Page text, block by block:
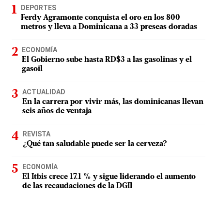
DEPORTES
Ferdy Agramonte conquista el oro en los 800
metros y lleva a Dominicana a 33 preseas doradas
ECONOMÍA
El Gobierno sube hasta RD$3 a las gasolinas y el
gasoil
ACTUALIDAD
En la carrera por vivir más, las dominicanas llevan
seis años de ventaja
REVISTA
¿Qué tan saludable puede ser la cerveza?
ECONOMÍA
El Itbis crece 17.1 % y sigue liderando el aumento
de las recaudaciones de la DGII